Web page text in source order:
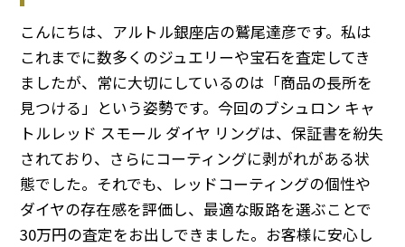
こんにちは、アルトル銀座店の鷲尾達彦です。私は
これまでに数多くのジュエリーや宝石を査定してき
ましたが、常に大切にしているのは「商品の長所を
見つける」という姿勢です。今回のブシュロン キャ
トルレッド スモール ダイヤ リングは、保証書を紛失
されており、さらにコーティングに剥がれがある状
態でした。それでも、レッドコーティングの個性や
ダイヤの存在感を評価し、最適な販路を選ぶことで
30万円の査定をお出しできました。お客様に安心し